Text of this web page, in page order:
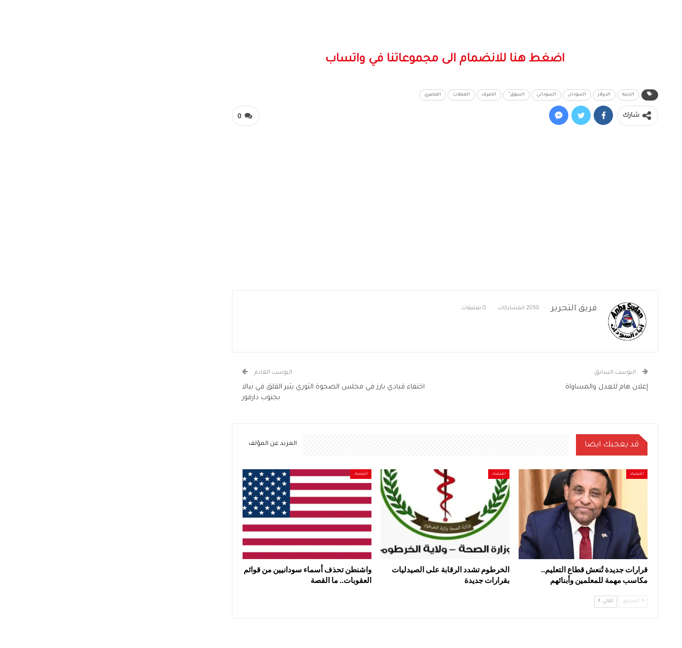
اضغط هنا للانضمام الى مجموعاتنا في واتساب
الجنيه الدولار السودان السوداني السوق" الصرف العملات المصري
0 شارك
فريق التحرير 2050 المشاركات 0 تعليقات
البوست السابق
إعلان هام للعدل والمساواة
البوست القادم
اختفاء قيادي بارز في مجلس الصحوة الثوري يثير القلق في نيالا
بجنوب دارفور
قد يعجبك ايضا المزيد عن المؤلف
اقتصاد
قرارات جديدة تُنعش قطاع التعليم..
مكاسب مهمة للمعلمين وأبنائهم
اقتصاد
الخرطوم تشدد الرقابة على الصيدليات
بقرارات جديدة
اقتصاد
واشنطن تحذف أسماء سودانيين من قوائم
العقوبات.. ما القصة
السابق التالي